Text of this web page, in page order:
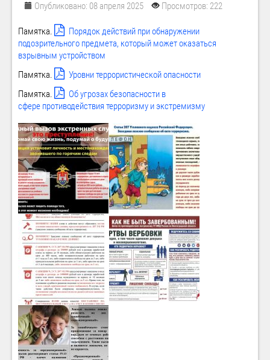
Опубликовано: 08 апреля 2025 Просмотров: 222
Памятка.
Порядок действий при обнаружении
подозрительного предмета, который может оказаться
взрывным устройством
Памятка.
Уровни террористической опасности
Памятка.
Об угрозах безопасности в
сфере противодействия терроризму и экстремизму